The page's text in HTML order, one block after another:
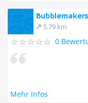
5.79 km
0
Mehr Infos